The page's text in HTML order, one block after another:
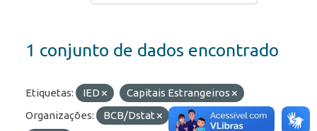
1 conjunto de dados encontrado
Etiquetas: IED
Capitais Estrangeiros
Organizações:
BCB/Dstat Formatos:
API